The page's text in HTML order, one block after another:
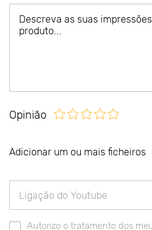
Opinião
Adicionar um ou mais ficheiros
Autorizo o tratamento dos